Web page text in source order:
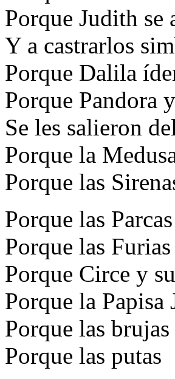
Porque Judith se
Y a castrarlos
Porque Dalila
Porque Pandora
Se les salieron
Porque la
Porque las
Porque las Parcas
Porque las Furias
Porque Circe y
Porque la Papisa
Porque las brujas
Porque las putas